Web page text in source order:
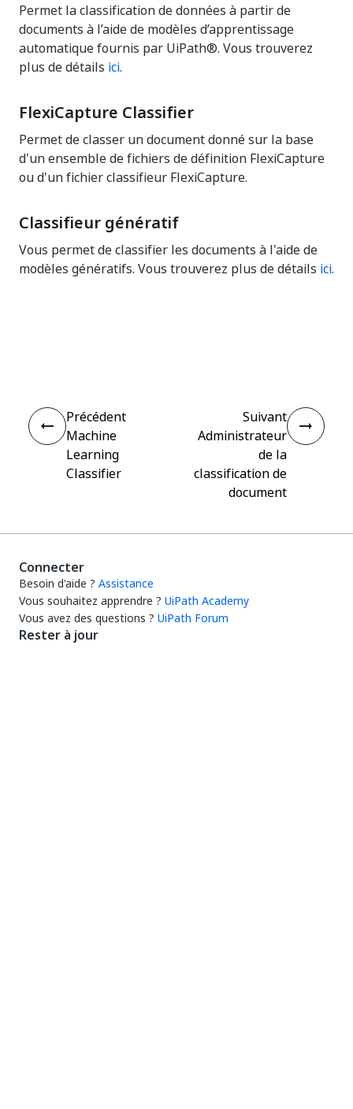
Permet la classification de données à partir de
documents à l’aide de modèles d’apprentissage
automatique fournis par UiPath®. Vous trouverez
plus de détails ici.
FlexiCapture Classifier
Permet de classer un document donné sur la base
d'un ensemble de fichiers de définition FlexiCapture
ou d'un fichier classifieur FlexiCapture.
Classifieur génératif
Vous permet de classifier les documents à l'aide de
modèles génératifs. Vous trouverez plus de détails ici.
Précédent
Machine
Learning
Classifier
Suivant
Administrateur
de la
classification de
document
Connecter
Besoin d'aide ? Assistance
Vous souhaitez apprendre ? UiPath Academy
Vous avez des questions ? UiPath Forum
Rester à jour